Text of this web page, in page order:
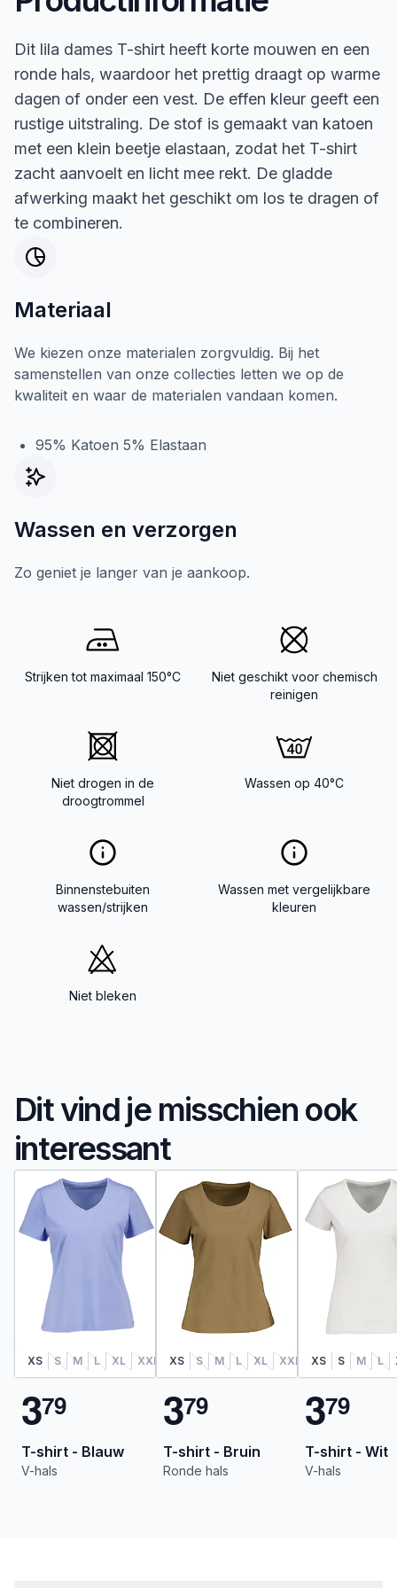
Dit lila dames T-shirt heeft korte mouwen en een
ronde hals, waardoor het prettig draagt op warme
dagen of onder een vest. De effen kleur geeft een
rustige uitstraling. De stof is gemaakt van katoen
met een klein beetje elastaan, zodat het T-shirt
zacht aanvoelt en licht mee rekt. De gladde
afwerking maakt het geschikt om los te dragen of
te combineren.
Materiaal
We kiezen onze materialen zorgvuldig. Bij het
samenstellen van onze collecties letten we op de
kwaliteit en waar de materialen vandaan komen.
95% Katoen 5% Elastaan
Wassen en verzorgen
Zo geniet je langer van je aankoop.
Strijken tot maximaal 150°C
Niet geschikt voor chemisch
reinigen
Niet drogen in de
droogtrommel
Wassen op 40°C
Binnenstebuiten
wassen/strijken
Wassen met vergelijkbare
kleuren
Niet bleken
Dit vind je misschien ook
interessant
XS S M L XL XXL
379
T-shirt - Blauw
V-hals
XS S M L XL XXL
379
T-shirt - Bruin
Ronde hals
XS S M L
379
T-shirt - Wit
V-hals